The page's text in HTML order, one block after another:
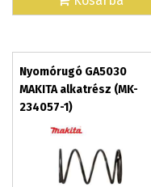
Nyomórugó GA5030
MAKITA alkatrész (MK-
234057-1)